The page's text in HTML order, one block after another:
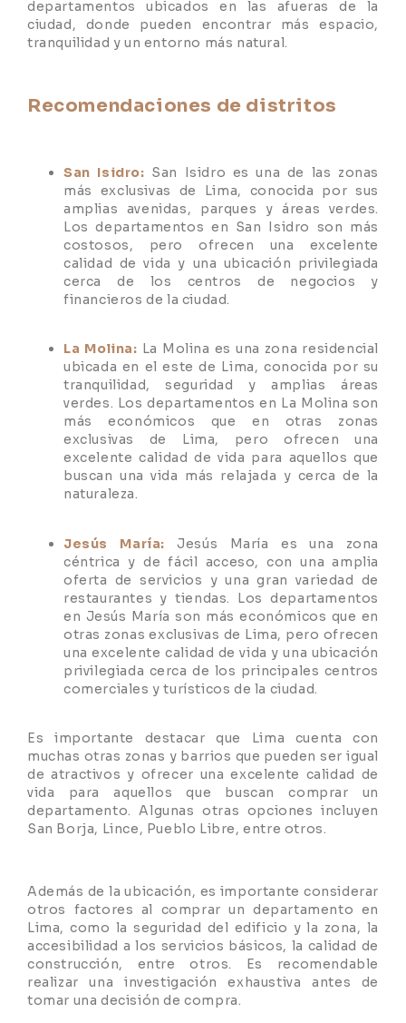
departamentos ubicados en las afueras de la
ciudad, donde pueden encontrar más espacio,
tranquilidad y un entorno más natural.
Recomendaciones de distritos
San Isidro: San Isidro es una de las zonas
más exclusivas de Lima, conocida por sus
amplias avenidas, parques y áreas verdes.
Los departamentos en San Isidro son más
costosos, pero ofrecen una excelente
calidad de vida y una ubicación privilegiada
cerca de los centros de negocios y
financieros de la ciudad.
La Molina: La Molina es una zona residencial
ubicada en el este de Lima, conocida por su
tranquilidad, seguridad y amplias áreas
verdes. Los departamentos en La Molina son
más económicos que en otras zonas
exclusivas de Lima, pero ofrecen una
excelente calidad de vida para aquellos que
buscan una vida más relajada y cerca de la
naturaleza.
Jesús María: Jesús María es una zona
céntrica y de fácil acceso, con una amplia
oferta de servicios y una gran variedad de
restaurantes y tiendas. Los departamentos
en Jesús María son más económicos que en
otras zonas exclusivas de Lima, pero ofrecen
una excelente calidad de vida y una ubicación
privilegiada cerca de los principales centros
comerciales y turísticos de la ciudad.
Es importante destacar que Lima cuenta con
muchas otras zonas y barrios que pueden ser igual
de atractivos y ofrecer una excelente calidad de
vida para aquellos que buscan comprar un
departamento. Algunas otras opciones incluyen
San Borja, Lince, Pueblo Libre, entre otros.
Además de la ubicación, es importante considerar
otros factores al comprar un departamento en
Lima, como la seguridad del edificio y la zona, la
accesibilidad a los servicios básicos, la calidad de
construcción, entre otros. Es recomendable
realizar una investigación exhaustiva antes de
tomar una decisión de compra.